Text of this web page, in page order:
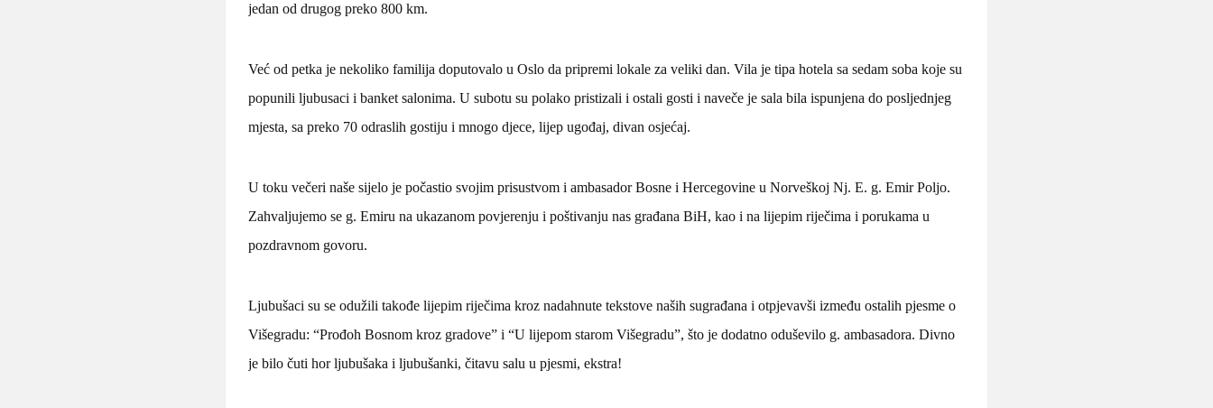
jedan od drugog preko 800 km.
Već od petka je nekoliko familija doputovalo u Oslo da pripremi lokale za veliki dan. Vila je tipa hotela sa sedam soba koje su
popunili ljubusaci i banket salonima. U subotu su polako pristizali i ostali gosti i naveče je sala bila ispunjena do posljednjeg
mjesta, sa preko 70 odraslih gostiju i mnogo djece, lijep ugođaj, divan osjećaj.
U toku večeri naše sijelo je počastio svojim prisustvom i ambasador Bosne i Hercegovine u Norveškoj Nj. E. g. Emir Poljo.
Zahvaljujemo se g. Emiru na ukazanom povjerenju i poštivanju nas građana BiH, kao i na lijepim riječima i porukama u
pozdravnom govoru.
Ljubušaci su se odužili takođe lijepim riječima kroz nadahnute tekstove naših sugrađana i otpjevavši između ostalih pjesme o
Višegradu: “Prođoh Bosnom kroz gradove” i “U lijepom starom Višegradu”, što je dodatno oduševilo g. ambasadora. Divno
je bilo čuti hor ljubušaka i ljubušanki, čitavu salu u pjesmi, ekstra!